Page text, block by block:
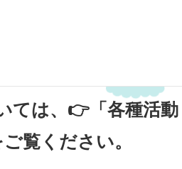
ては、 👉「各種活動
ご覧ください。